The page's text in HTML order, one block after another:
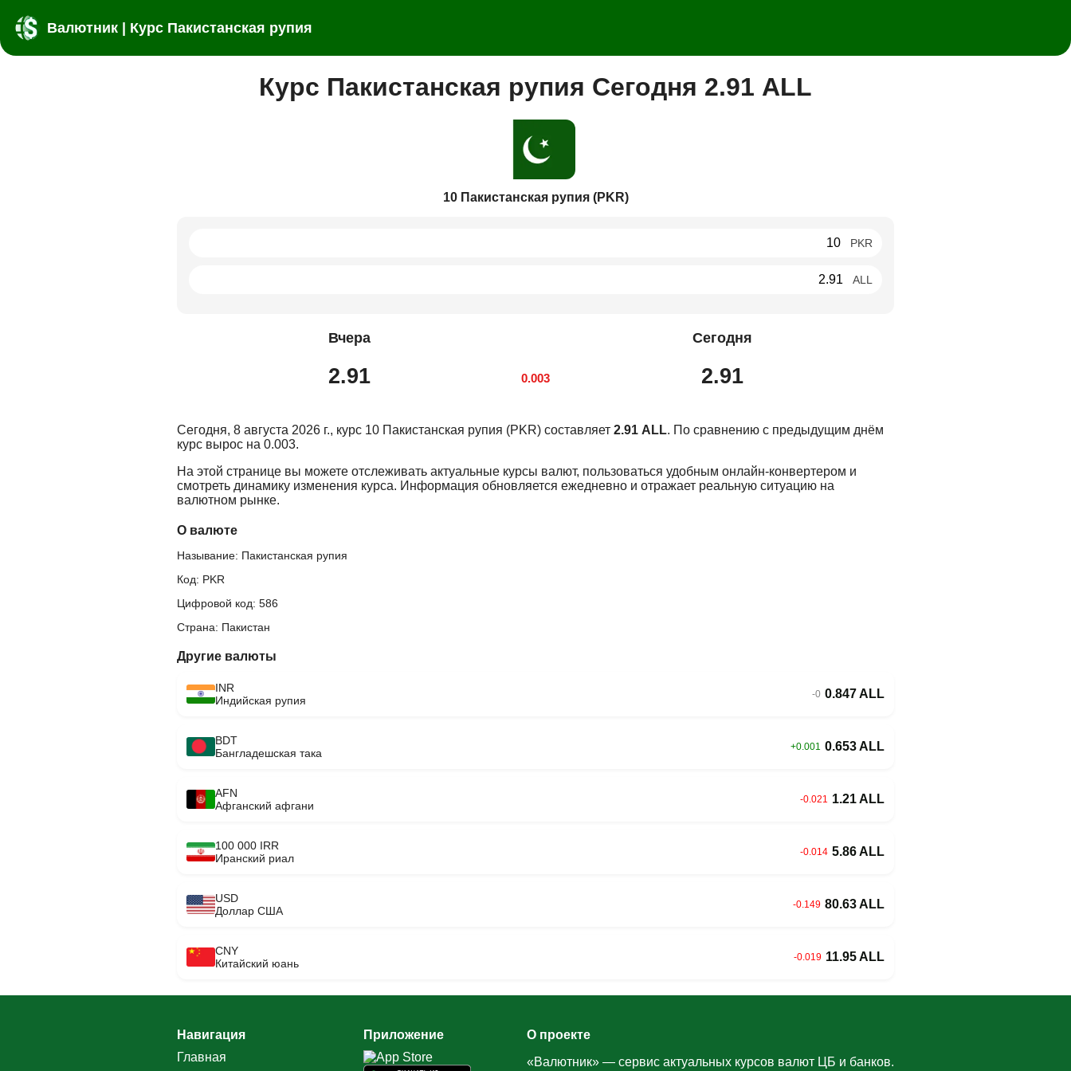
Валютник | Курс Пакистанская рупия
Курс Пакистанская рупия Сегодня 2.91 ALL
10 Пакистанская рупия (PKR)
PKR
ALL
Вчера
2.91 0.003
Сегодня
2.91
Сегодня, 8 августа 2026 г., курс 10 Пакистанская рупия (PKR) составляет 2.91 ALL. По сравнению с предыдущим днём
курс вырос на 0.003.
На этой странице вы можете отслеживать актуальные курсы валют, пользоваться удобным онлайн-конвертером и
смотреть динамику изменения курса. Информация обновляется ежедневно и отражает реальную ситуацию на
валютном рынке.
О валюте
Называние: Пакистанская рупия
Код: PKR
Цифровой код: 586
Страна: Пакистан
Другие валюты
INR
Индийская рупия
-0 0.847 ALL
BDT
Бангладешская така
+0.001 0.653 ALL
AFN
Афганский афгани
-0.021 1.21 ALL
100 000 IRR
Иранский риал
-0.014 5.86 ALL
USD
Доллар США
-0.149 80.63 ALL
CNY
Китайский юань
-0.019 11.95 ALL
Навигация
Главная
Приложение
О проекте
«Валютник» — сервис актуальных курсов валют ЦБ и банков.